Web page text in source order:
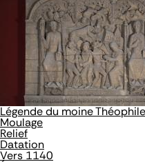
Légende du moine Théophile
Moulage
Relief
Datation
Vers 1140